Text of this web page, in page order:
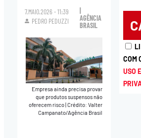
7.MAIO.2026 - 11:39
PEDRO PEDUZZI
AGÊNCIA
BRASIL
Empresa ainda precisa provar
que produtos suspensos não
oferecem risco|Crédito: Valter
Campanato/Agência Brasil
COM
USO